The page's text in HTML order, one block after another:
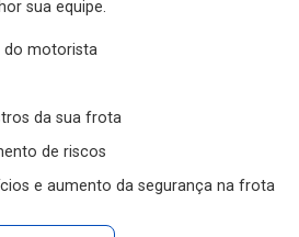
sua equipe.
do motorista
da sua frota
de riscos
e aumento da segurança na frota